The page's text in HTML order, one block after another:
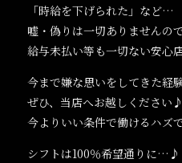
「時給を下げられた」など…
嘘・偽りは一切ありませんの
給与未払い等も一切ない安心
今まで嫌な思いをしてきた経
ぜひ、当店へお越しください♪
今よりいい条件で働けるハズ
シフトは100％希望通りに…♪